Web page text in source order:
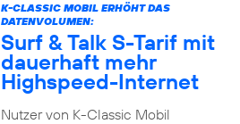
K-CLASSIC MOBIL ERHÖHT DAS
DATENVOLUMEN:
Surf & Talk S-Tarif mit
dauerhaft mehr
Highspeed-Internet
Nutzer von K-Classic Mobil